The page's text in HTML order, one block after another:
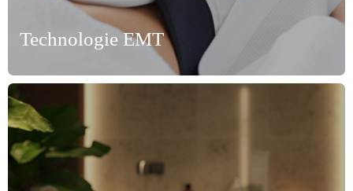
Technologie EMT